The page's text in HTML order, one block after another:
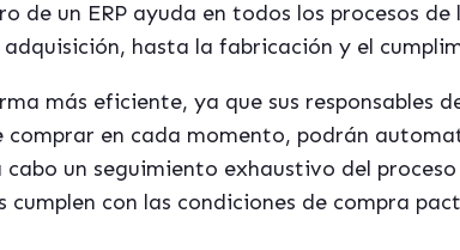
de un ERP ayuda en todos los procesos de
hasta la fabricación y el
más eficiente, ya que sus responsables
comprar en cada momento, podrán
un seguimiento exhaustivo del
con las condiciones de compra